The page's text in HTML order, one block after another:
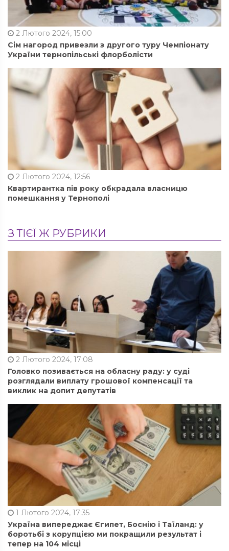
2 Лютого 2024, 15:00
Сім нагород привезли з другого туру Чемпіонату
України тернопільські флорболісти
2 Лютого 2024, 12:56
Квартирантка пів року обкрадала власницю
помешкання у Тернополі
З ТІЄЇ Ж РУБРИКИ
2 Лютого 2024, 17:08
Головко позивається на обласну раду: у суді
розглядали виплату грошової компенсації та
виклик на допит депутатів
1 Лютого 2024, 17:35
Україна випереджає Єгипет, Боснію і Таїланд: у
боротьбі з корупцією ми покращили результат і
тепер на 104 місці